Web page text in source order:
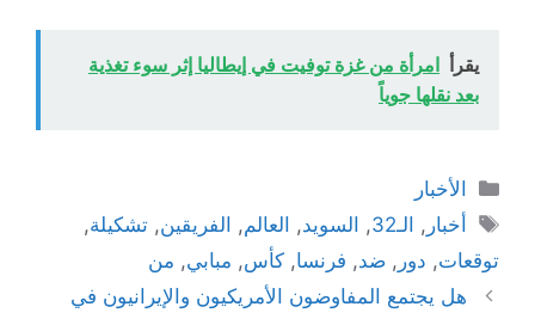
يقرأ امرأة من غزة توفيت في إيطاليا إثر سوء تغذية
بعد نقلها جوياً
التصنيفات
الأخبار
الوسوم
أخبار , الـ32 , السويد, العالم, الفريقين,تشكيلة,
توقعات, دور , ضد, فرنسا, كأس, مبابي, من
هل يجتمع المفاوضون الأمريكيون والإيرانيون في